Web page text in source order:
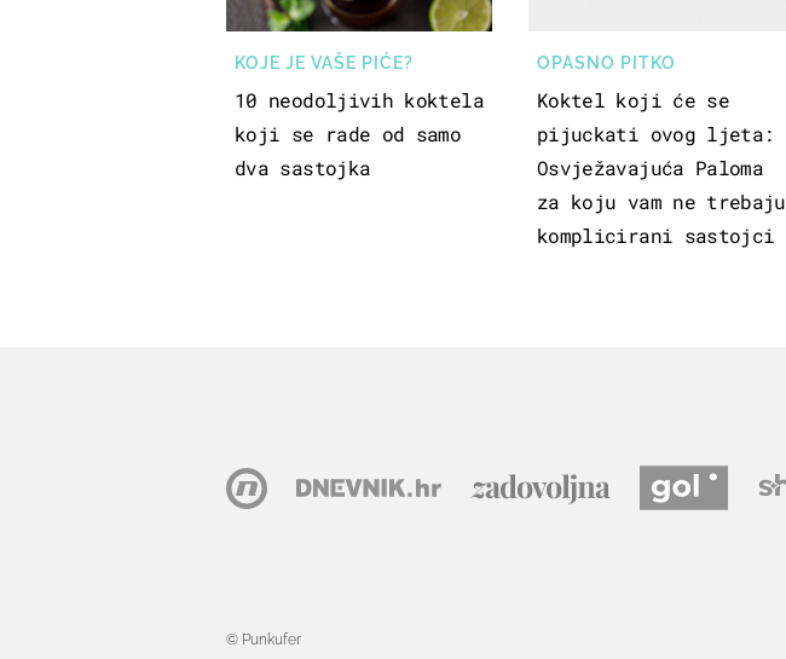
KOJE JE VAŠE PIĆE?
10 neodoljivih koktela
koji se rade od samo
dva sastojka
OPASNO PITKO
Koktel koji će se
pijuckati ovog ljeta:
Osvježavajuća Paloma
za koju vam ne trebaju
komplicirani sastojci
© Punkufer